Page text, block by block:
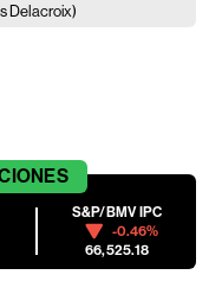
Delacroix)
S&P/BMV IPC
-0.46%
66,525.18